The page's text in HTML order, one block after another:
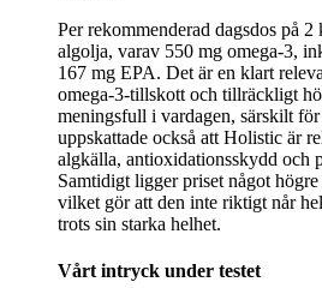
Per rekommenderad dagsdos på
algolja, varav 550 mg omega-3,
167 mg EPA. Det är en klart
omega-3-tillskott och tillräckligt
meningsfull i vardagen, särskilt
uppskattade också att Holistic är
algkälla, antioxidationsskydd och
Samtidigt ligger priset något
vilket gör att den inte riktigt når
trots sin starka helhet.
Vårt intryck under testet